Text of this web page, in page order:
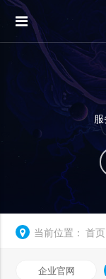
当前位置： 首页
企业官网